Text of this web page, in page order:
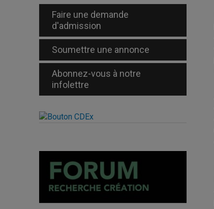
Faire une demande
d'admission
Soumettre une annonce
Abonnez-vous à notre
infolettre